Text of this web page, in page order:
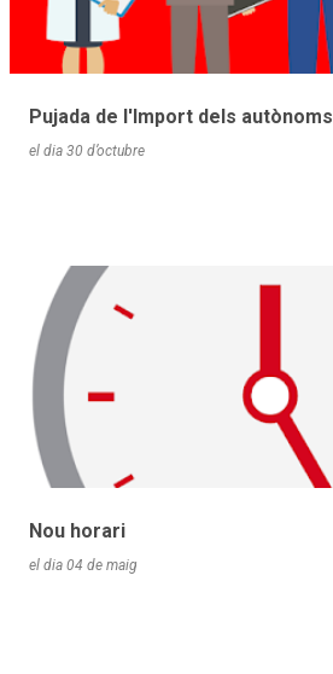
Pujada de l'Import dels autònoms
el dia 30 d’octubre
Nou horari
el dia 04 de maig